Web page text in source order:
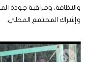
والنظافة، ومراقبة جودة
وإشراك المجتمع المحلي.